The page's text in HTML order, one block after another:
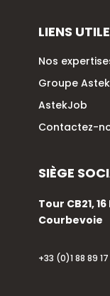
LIENS
Nos
Groupe Astek
AstekJob
Contactez-
SIÈGE
Tour CB21,
Courbevoie
+33 (0)1 88 89